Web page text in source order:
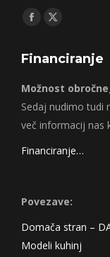
Find us on:
Facebook
opens
window
X
opens
Financiranje
Možnost
Sedaj nudimo tudi
več informacij nas
Financiranje…
Povezave:
Domača stran –
Modeli kuhinj